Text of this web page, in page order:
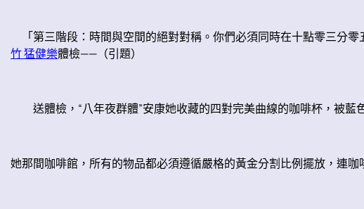
「第三階段：時間與空間的絕對對稱。你們必須同時在十點零三分
竹 猛健樂體檢——（引題）
送體檢，“八年夜群體”安康她收藏的四對完美曲線的咖啡杯，被藍
她那間咖啡館，所有的物品都必須遵循嚴格的黃金分割比例擺放，